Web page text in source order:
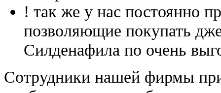
! так же у нас постоянно
позволяющие покупать
Силденафила по очень
Cотрудники нашей фирмы